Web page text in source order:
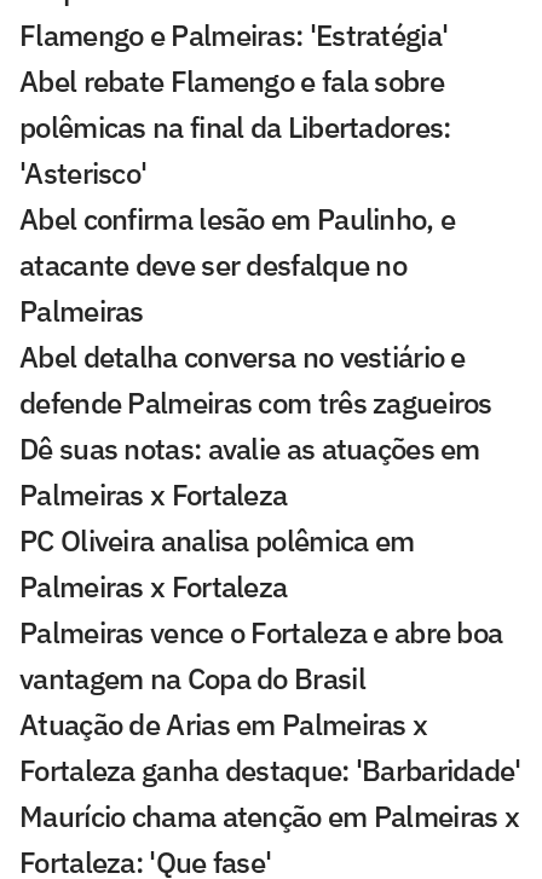
Flamengo e Palmeiras: 'Estratégia'
Abel rebate Flamengo e fala sobre
polêmicas na final da Libertadores:
'Asterisco'
Abel confirma lesão em Paulinho, e
atacante deve ser desfalque no
Palmeiras
Abel detalha conversa no vestiário e
defende Palmeiras com três zagueiros
Dê suas notas: avalie as atuações em
Palmeiras x Fortaleza
PC Oliveira analisa polêmica em
Palmeiras x Fortaleza
Palmeiras vence o Fortaleza e abre boa
vantagem na Copa do Brasil
Atuação de Arias em Palmeiras x
Fortaleza ganha destaque: 'Barbaridade'
Maurício chama atenção em Palmeiras x
Fortaleza: 'Que fase'